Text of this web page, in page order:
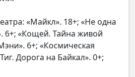
«Майкл». 18+; «Не одна
6+; «Кощей. Тайна живой
6+; «Космическая
Дорога на Байкал». 0+;